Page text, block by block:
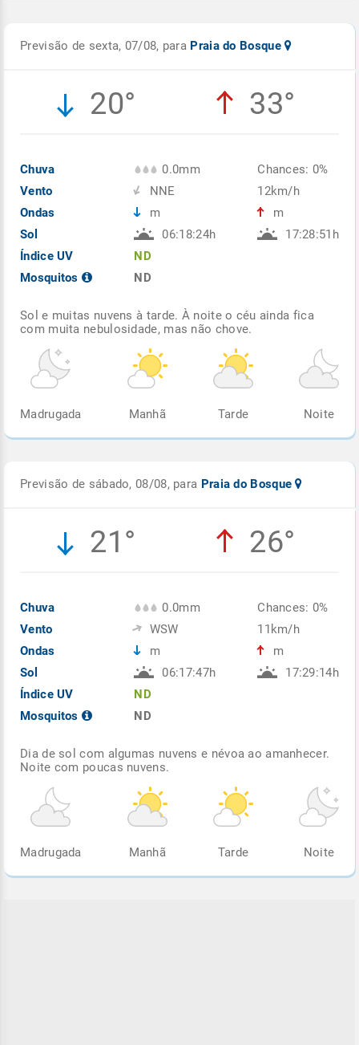
Previsão de sexta, 07/08, para Praia do Bosque
20° 33°
Chuva
Vento
Ondas
Sol
Índice UV
Mosquitos
0.0mm
NNE
m
06:18:24h
ND
ND
Chances: 0%
12km/h
m
17:28:51h
Sol e muitas nuvens à tarde. À noite o céu ainda fica
com muita nebulosidade, mas não chove.
Madrugada Manhã Tarde Noite
Previsão de sábado, 08/08, para Praia do Bosque
21° 26°
Chuva
Vento
Ondas
Sol
Índice UV
Mosquitos
0.0mm
WSW
m
06:17:47h
ND
ND
Chances: 0%
11km/h
m
17:29:14h
Dia de sol com algumas nuvens e névoa ao amanhecer.
Noite com poucas nuvens.
Madrugada Manhã Tarde Noite